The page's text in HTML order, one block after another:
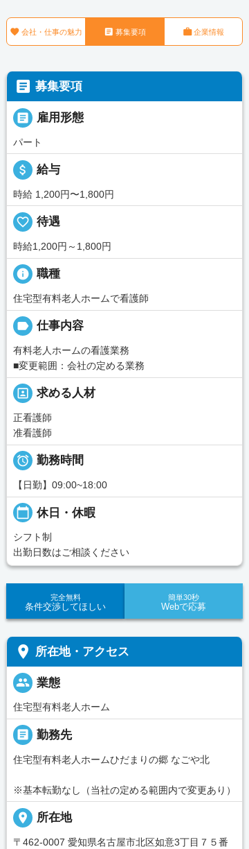
 会社・仕事の魅力  募集要項 企業情報
 募集要項
 雇用形態
パート
attach_money 給与
時給 1,200円〜1,800円
favorite_border 待遇
時給1,200円～1,800円
info 職種
住宅型有料老人ホームで看護師
label 仕事内容
有料老人ホームの看護業務
■変更範囲：会社の定める業務
portrait 求める人材
正看護師
准看護師
 勤務時間
【日勤】09:00~18:00
calendar_today 休日・休暇
シフト制
出勤日数はご相談ください
完全無料
条件交渉してほしい
簡単30秒
Webで応募
place 所在地・アクセス
people 業態
住宅型有料老人ホーム
_pin
勤務先
住宅型有料老人ホームひだまりの郷 なごや北
※基本転勤なし（当社の定める範囲内で変更あり）
place 所在地
〒462-0007 愛知県名古屋市北区如意3丁目７５番